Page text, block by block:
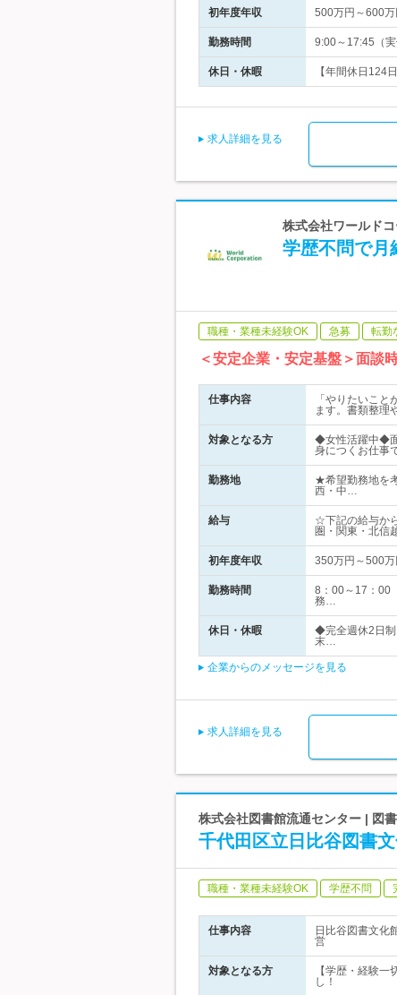
初年度年収 500万円～600万
勤務時間 9:00～17:45（
休日・休暇 【年間休日124
求人詳細を見る
株式会社ワールド
学歴不問で月
職種・業種未経験OK 急募 転勤
＜安定企業・安定基盤＞面談
仕事内容
「やりたいこ
ます。書類整理
対象となる方
◆女性活躍中◆面
身につくお仕事
勤務地
★希望勤務地を
西・中…
給与
☆下記の給与か
圏・関東・北信
初年度年収 350万円～500万
勤務時間
8：00～17：00
務…
休日・休暇
◆完全週休2日制
末…
企業からのメッセージを見る
求人詳細を見る
株式会社図書館流通センター | 図
千代田区立日比谷図書
職種・業種未経験OK 学歴不問
仕事内容
日比谷図書文化
営
対象となる方
【学歴・経験
し！